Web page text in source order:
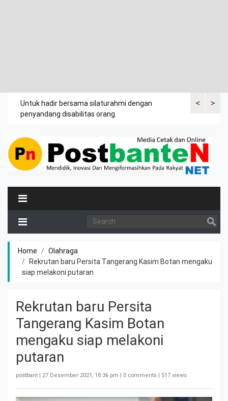
<
Untuk hadir bersama silaturahmi dengan
penyandang disabilitas orang.
Bupati>
Home
Olahraga
Rekrutan baru Persita Tangerang Kasim Botan mengaku
siap melakoni putaran
Rekrutan baru Persita
Tangerang Kasim Botan
mengaku siap melakoni
putaran
postbant | 27 Desember 2021, 18:36 pm | 0 comments | 517 views